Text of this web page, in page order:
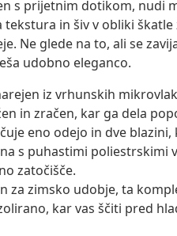
s prijetnim dotikom, nudi
in šiv v obliki
Ne glede na to, ali se
udobno eleganco.
iz vrhunskih
in zračen, kar ga dela
eno odejo in dve
s puhastimi
zatočišče.
za zimsko udobje, ta
kar vas ščiti pred